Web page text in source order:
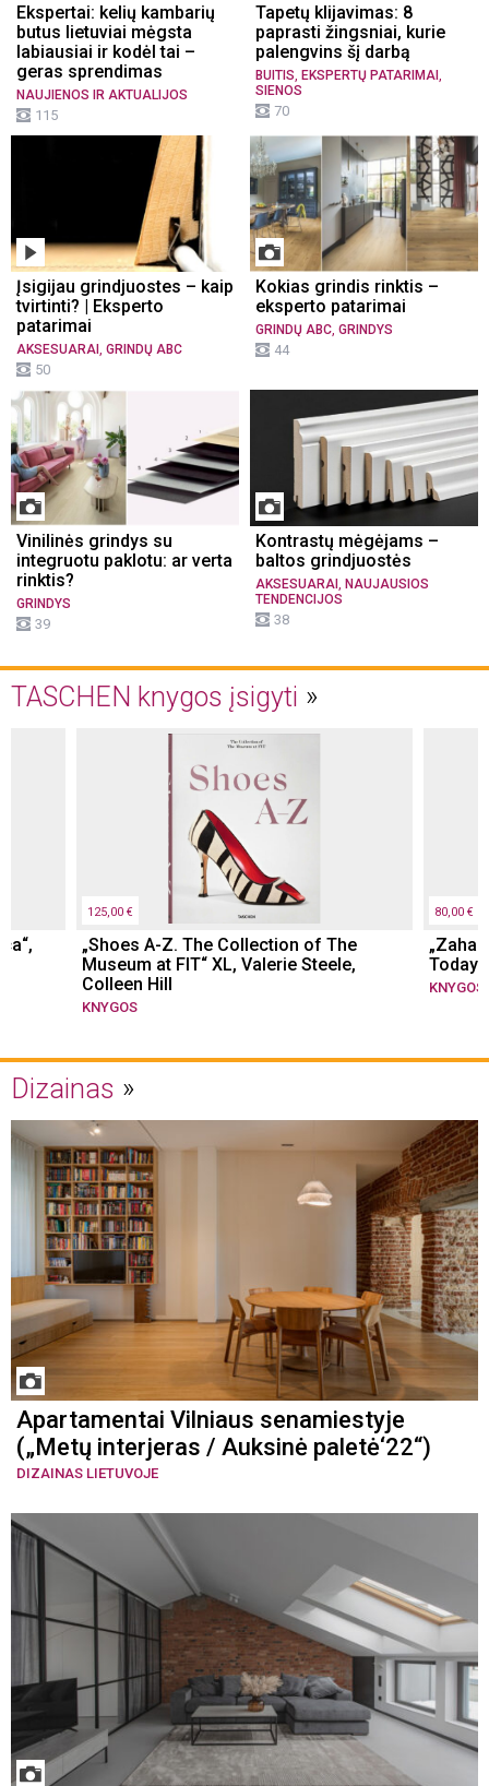
Ekspertai: kelių kambarių
butus lietuviai mėgsta
labiausiai ir kodėl tai –
geras sprendimas
NAUJIENOS IR AKTUALIJOS
115
Tapetų klijavimas: 8
paprasti žingsniai, kurie
palengvins šį darbą
BUITIS EKSPERTŲ PATARIMAI
SIENOS
70
Įsigijau grindjuostes – kaip
tvirtinti? | Eksperto
patarimai
AKSESUARAI , GRINDŲ ABC
50
Kokias grindis rinktis –
eksperto patarimai
GRINDŲ ABC, GRINDYS
44
Vinilinės grindys su
integruotu paklotu: ar verta
rinktis?
GRINDYS
39
Kontrastų mėgėjams –
baltos grindjuostės
AKSESUARAI , NAUJAUSIOS
TENDENCIJOS
38
TASCHEN knygos įsigyti
125,00 €
„Shoes A-Z. The Collection of The
Museum at FIT“ XL, Valerie Steele,
Colleen Hill
KNYGOS
80,00 €
„Zaha
Today.
KNYGOS
Dizainas
Apartamentai Vilniaus senamiestyje
(„Metų interjeras / Auksinė paletė‘22“)
DIZAINAS LIETUVOJE